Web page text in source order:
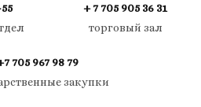
+ 7 705 905 36 31
торговый зал
705 967 98 79
закупки